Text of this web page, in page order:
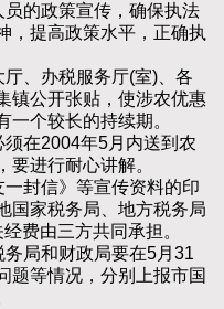
的政策宣传，确保执法
，提高政策水平，正确执
、办税服务厅(室)、各
镇公开张贴，使涉农优惠
个较长的持续期。
在2004年5月内送到农
要进行耐心讲解。
封信》等宣传资料的印
国家税务局、地方税务局
费由三方共同承担。
局和财政局要在5月31
题等情况，分别上报市国